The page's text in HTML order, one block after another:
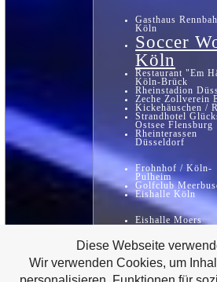
Gasthaus
Köln
Soccer
Köln
Restaurant "Em
Köln-Brück
Rheinstadion
Zeche Zollverein
Kickehäuschen /
Strandhotel
Ostsee Flensburg
Rheinterassen
Frohnhof / Köln-
Pulheim
Golfclub
Eishalle
Eishalle Moers
Redoute /
Diese Webseite
Wir verwenden Cookies, um